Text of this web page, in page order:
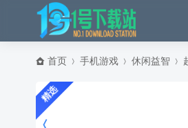
首页 手机游戏 休闲益智
精选